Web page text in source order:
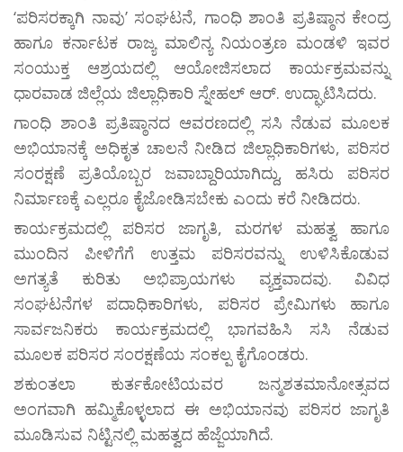
‘ಪರಿಸರಕ್ಕಾಗಿ ನಾವು’ ಸಂಘಟನೆ, ಗಾಂಧಿ ಶಾಂತಿ ಪ್ರತಿಷ್ಠಾನ ಕೇಂದ್ರ
ಹಾಗೂ ಕರ್ನಾಟಕ ರಾಜ್ಯ ಮಾಲಿನ್ಯ ನಿಯಂತ್ರಣ ಮಂಡಳಿ ಇವರ
ಸಂಯುಕ್ತ ಆಶ್ರಯದಲ್ಲಿ ಆಯೋಜಿಸಲಾದ ಕಾರ್ಯಕ್ರಮವನ್ನು
ಧಾರವಾಡ ಜಿಲ್ಲೆಯ ಜಿಲ್ಲಾಧಿಕಾರಿ ಸ್ನೇಹಲ್ ಆರ್. ಉದ್ಘಾಟಿಸಿದರು.
ಗಾಂಧಿ ಶಾಂತಿ ಪ್ರತಿಷ್ಠಾನದ ಆವರಣದಲ್ಲಿ ಸಸಿ ನೆಡುವ ಮೂಲಕ
ಅಭಿಯಾನಕ್ಕೆ ಅಧಿಕೃತ ಚಾಲನೆ ನೀಡಿದ ಜಿಲ್ಲಾಧಿಕಾರಿಗಳು, ಪರಿಸರ
ಸಂರಕ್ಷಣೆ ಪ್ರತಿಯೊಬ್ಬರ ಜವಾಬ್ದಾರಿಯಾಗಿದ್ದು, ಹಸಿರು ಪರಿಸರ
ನಿರ್ಮಾಣಕ್ಕೆ ಎಲ್ಲರೂ ಕೈಜೋಡಿಸಬೇಕು ಎಂದು ಕರೆ ನೀಡಿದರು.
ಕಾರ್ಯಕ್ರಮದಲ್ಲಿ ಪರಿಸರ ಜಾಗೃತಿ, ಮರಗಳ ಮಹತ್ವ ಹಾಗೂ
ಮುಂದಿನ ಪೀಳಿಗೆಗೆ ಉತ್ತಮ ಪರಿಸರವನ್ನು ಉಳಿಸಿಕೊಡುವ
ಅಗತ್ಯತೆ ಕುರಿತು ಅಭಿಪ್ರಾಯಗಳು ವ್ಯಕ್ತವಾದವು. ವಿವಿಧ
ಸಂಘಟನೆಗಳ ಪದಾಧಿಕಾರಿಗಳು, ಪರಿಸರ ಪ್ರೇಮಿಗಳು ಹಾಗೂ
ಸಾರ್ವಜನಿಕರು ಕಾರ್ಯಕ್ರಮದಲ್ಲಿ ಭಾಗವಹಿಸಿ ಸಸಿ ನೆಡುವ
ಮೂಲಕ ಪರಿಸರ ಸಂರಕ್ಷಣೆಯ ಸಂಕಲ್ಪ ಕೈಗೊಂಡರು.
ಶಕುಂತಲಾ ಕುರ್ತಕೋಟಿಯವರ ಜನ್ಮಶತಮಾನೋತ್ಸವದ
ಅಂಗವಾಗಿ ಹಮ್ಮಿಕೊಳ್ಳಲಾದ ಈ ಅಭಿಯಾನವು ಪರಿಸರ ಜಾಗೃತಿ
ಮೂಡಿಸುವ ನಿಟ್ಟಿನಲ್ಲಿ ಮಹತ್ವದ ಹೆಜ್ಜೆಯಾಗಿದೆ.